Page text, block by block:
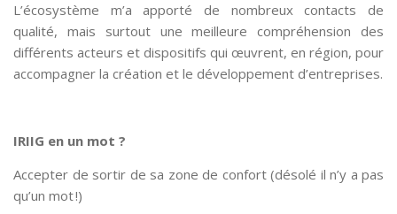
L’écosystème m’a apporté de nombreux contacts de
qualité, mais surtout une meilleure compréhension des
différents acteurs et dispositifs qui œuvrent, en région, pour
accompagner la création et le développement d’entreprises.
IRIIG en un mot ?
Accepter de sortir de sa zone de confort (désolé il n’y a pas
qu’un mot !)